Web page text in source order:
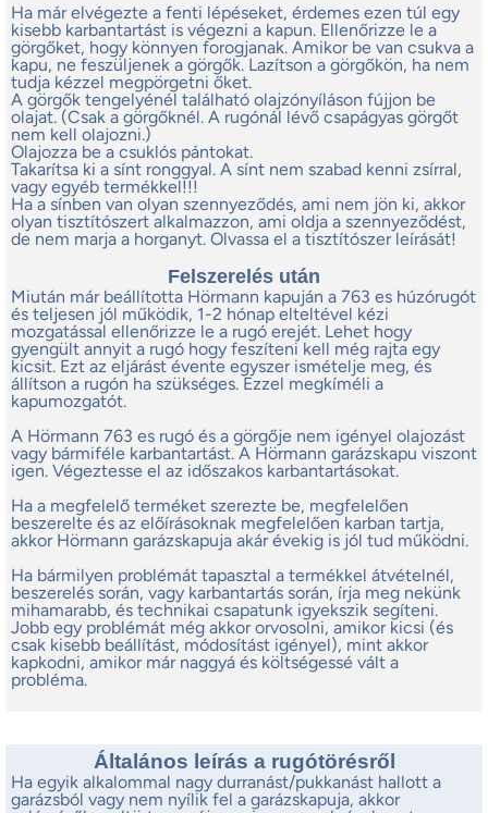
Ha már elvégezte a fenti lépéseket, érdemes ezen túl egy
kisebb karbantartást is végezni a kapun. Ellenőrizze le a
görgőket, hogy könnyen forogjanak. Amikor be van csukva a
kapu, ne feszüljenek a görgők. Lazítson a görgőkön, ha nem
tudja kézzel megpörgetni őket.
A görgők tengelyénél található olajzónyíláson fújjon be
olajat. (Csak a görgőknél. A rugónál lévő csapágyas görgőt
nem kell olajozni.)
Olajozza be a csuklós pántokat.
Takarítsa ki a sínt ronggyal. A sínt nem szabad kenni zsírral,
vagy egyéb termékkel!!!
Ha a sínben van olyan szennyeződés, ami nem jön ki, akkor
olyan tisztítószert alkalmazzon, ami oldja a szennyeződést,
de nem marja a horganyt. Olvassa el a tisztítószer leírását!
Felszerelés után
Miután már beállította Hörmann kapuján a 763 es húzórugót
és teljesen jól működik, 1-2 hónap elteltével kézi
mozgatással ellenőrizze le a rugó erejét. Lehet hogy
gyengült annyit a rugó hogy feszíteni kell még rajta egy
kicsit. Ezt az eljárást évente egyszer ismételje meg, és
állítson a rugón ha szükséges. Ezzel megkíméli a
kapumozgatót.
A Hörmann 763 es rugó és a görgője nem igényel olajozást
vagy bármiféle karbantartást. A Hörmann garázskapu viszont
igen. Végeztesse el az időszakos karbantartásokat.
Ha a megfelelő terméket szerezte be, megfelelően
beszerelte és az előírásoknak megfelelően karban tartja,
akkor Hörmann garázskapuja akár évekig is jól tud működni.
Ha bármilyen problémát tapasztal a termékkel átvételnél,
beszerelés során, vagy karbantartás során, írja meg nekünk
mihamarabb, és technikai csapatunk igyekszik segíteni.
Jobb egy problémát még akkor orvosolni, amikor kicsi (és
csak kisebb beállítást, módosítást igényel), mint akkor
kapkodni, amikor már naggyá és költségessé vált a
probléma.
Általános leírás a rugótörésről
Ha egyik alkalommal nagy durranást/pukkanást hallott a
garázsból vagy nem nyílik fel a garázskapuja, akkor